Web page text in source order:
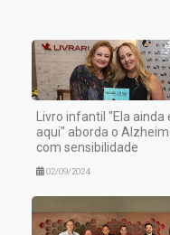
Livro infantil "Ela ainda
aqui" aborda o
com sensibilidade
02/09/2024